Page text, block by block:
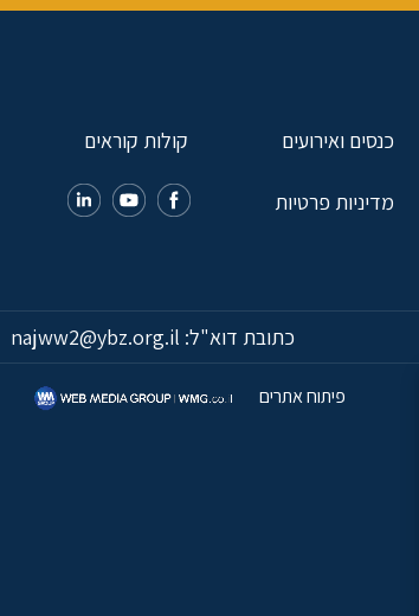
כנסים ואירועים קולות קוראים
מדיניות פרטיות
כתובת דוא"ל: najww2@ybz.org.il
פיתוח אתרים